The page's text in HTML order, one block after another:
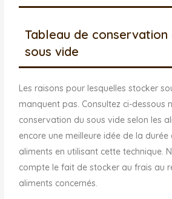
Tableau de conservation
sous vide
Les raisons pour lesquelles stocker
manquent pas. Consultez ci-dessous
conservation du sous vide selon les
encore une meilleure idée de la
aliments en utilisant cette technique.
compte le fait de stocker au frais au
aliments concernés.